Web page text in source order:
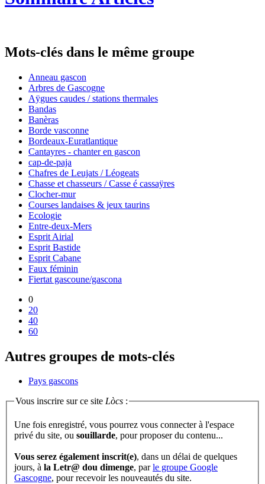
Mots-clés dans le même groupe
Anneau gascon
Arbres de Gascogne
Aÿgues caudes / stations thermales
Bandas
Banèras
Borde vasconne
Bordeaux-Euratlantique
Cantayres - chanter en gascon
cap-de-paja
Chafres de Leujats / Léogeats
Chasse et chasseurs / Casse é cassaÿres
Clocher-mur
Courses landaises & jeux taurins
Ecologie
Entre-deux-Mers
Esprit Airial
Esprit Bastide
Esprit Cabane
Faux féminin
Fiertat gascoune/gascona
0
20
40
60
Autres groupes de mots-clés
Pays gascons
Vous inscrire sur ce site Lòcs :
Une fois enregistré, vous pourrez vous connecter à l'espace
privé du site, ou souillarde , pour proposer du contenu...
Vous serez également inscrit(e), dans un délai de quelques
jours, à la Letr@ dou dimenge, parle groupe Google
Gascogne, pour recevoir les nouveautés du site.